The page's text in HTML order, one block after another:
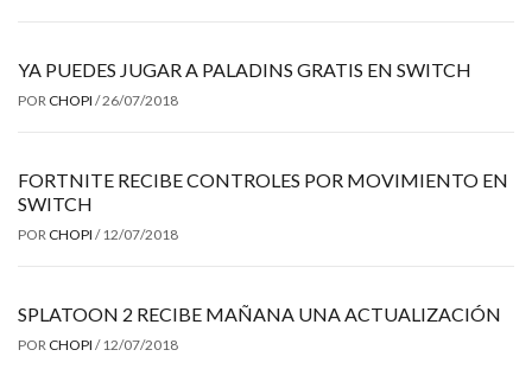
YA PUEDES JUGAR A PALADINS GRATIS EN SWITCH
POR CHOPI /26/07/2018
FORTNITE RECIBE CONTROLES POR MOVIMIENTO EN
SWITCH
POR CHOPI / 12/07/2018
SPLATOON 2 RECIBE MAÑANA UNA ACTUALIZACIÓN
POR CHOPI / 12/07/2018